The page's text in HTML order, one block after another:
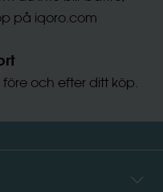
på iqoro.com
och efter ditt köp.